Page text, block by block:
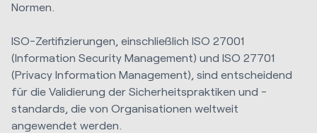
Normen.
ISO-Zertifizierungen, einschließlich ISO 27001
(Information Security Management) und ISO 27701
(Privacy Information Management), sind entscheidend
für die Validierung der Sicherheitspraktiken und -
standards, die von Organisationen weltweit
angewendet werden.